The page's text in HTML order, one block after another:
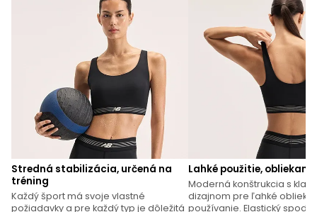
Stredná stabilizácia, určená na
tréning
Každý šport má svoje vlastné
požiadavky a pre každý typ je dôležitá
Lahké použitie,
Moderná konštrukcia s
dizajnom pre ľahké
používanie. Elastický